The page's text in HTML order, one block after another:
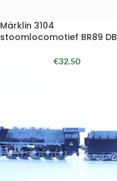
Märklin 3104
stoomlocomotief BR89 DB
€32.50